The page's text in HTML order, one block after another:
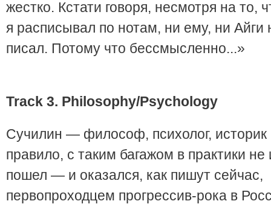
жестко. Кстати говоря, несмотря на то,
я расписывал по нотам, ни ему, ни Айги
писал. Потому что бессмысленно...»
Track 3. Philosophy/Psychology
Сучилин — философ, психолог, историк
правило, с таким багажом в практики не
пошел — и оказался, как пишут сейчас,
первопроходцем прогрессив-рока в